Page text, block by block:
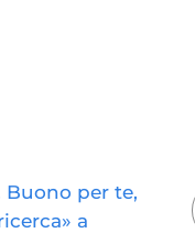
Buono per te,
a